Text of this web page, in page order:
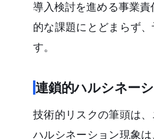
導入検討を進める事業
的な課題にとどまらず
す。
連鎖的ハルシネー
技術的リスクの筆頭は
ハルシネーション現象